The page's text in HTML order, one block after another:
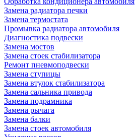
Замена радиатора печки
Замена термостата
Промывка радиатора автомобиля
Диагностика подвески
Замена мостов
Замена стоек стабилизатора
Ремонт пневмоподвески
Замена ступицы
Замена втулок стабилизатора
Замена сальника привода
Замена подрамника
Замена рычага
Замена балки
Замена стоек автомобиля